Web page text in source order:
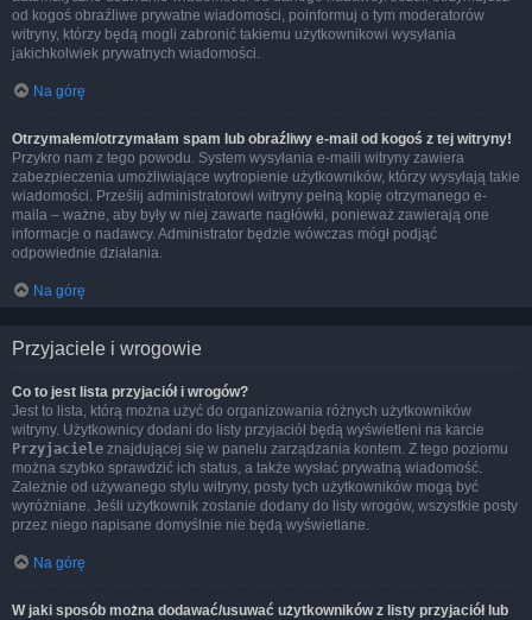
od kogoś obraźliwe prywatne wiadomości, poinformuj o tym moderatorów
witryny, którzy będą mogli zabronić takiemu użytkownikowi wysyłania
jakichkolwiek prywatnych wiadomości.
Na górę
Otrzymałem/otrzymałam spam lub obraźliwy e-mail od kogoś z tej witryny!
Przykro nam z tego powodu. System wysyłania e-maili witryny zawiera
zabezpieczenia umożliwiające wytropienie użytkowników, którzy wysyłają takie
wiadomości. Prześlij administratorowi witryny pełną kopię otrzymanego e-
maila – ważne, aby były w niej zawarte nagłówki, ponieważ zawierają one
informacje o nadawcy. Administrator będzie wówczas mógł podjąć
odpowiednie działania.
Na górę
Przyjaciele i wrogowie
Co to jest lista przyjaciół i wrogów?
Jest to lista, którą można użyć do organizowania różnych użytkowników
witryny. Użytkownicy dodani do listy przyjaciół będą wyświetleni na karcie
Przyjaciele znajdującej się w panelu zarządzania kontem. Z tego poziomu
można szybko sprawdzić ich status, a także wysłać prywatną wiadomość.
Zależnie od używanego stylu witryny, posty tych użytkowników mogą być
wyróżniane. Jeśli użytkownik zostanie dodany do listy wrogów, wszystkie posty
przez niego napisane domyślnie nie będą wyświetlane.
Na górę
W jaki sposób można dodawać/usuwać użytkowników z listy przyjaciół lub